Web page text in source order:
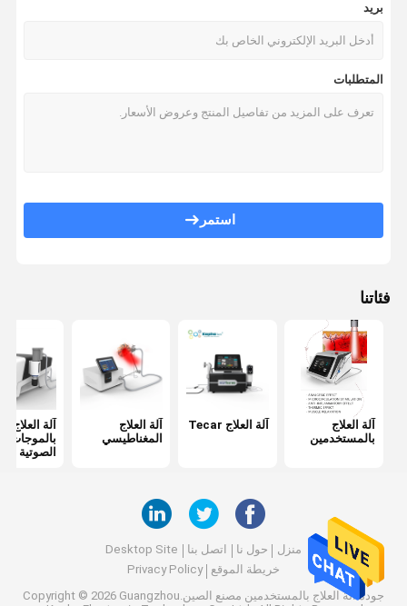
آلة العلاج بالموجات فوق الصوتية
آلة العلاج ESWT
آلة العلاج الطبيعي بالموجات فوق الصوتية
آلة العلاج الضوئي
جهاز الترددات الراديوية
RF الجزئي Microneedling
بريد
المتطلبات
استمر
فئاتنا
آلة العلاج
بالمستخدمين
آلة العلاج Tecar
آلة العلاج
المغناطيسي
آلة العلاج
بالموجات
الصوتية
منزل حول نا اتصل بنا
Desktop Site
خريطة الموقع
Privacy Policy
جودة آلة العلاج بالمستخدمين
مصنع الصين.Copyright © 2026 Guangzhou